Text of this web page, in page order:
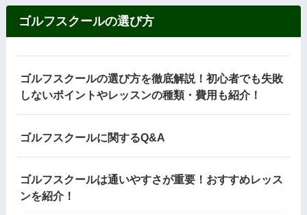
ゴルフスクールの選び方
ゴルフスクールの選び方を徹底解説！初心者でも失敗
しないポイントやレッスンの種類・費用も紹介！
ゴルフスクールに関するQ&A
ゴルフスクールは通いやすさが重要！おすすめレッス
ンを紹介！